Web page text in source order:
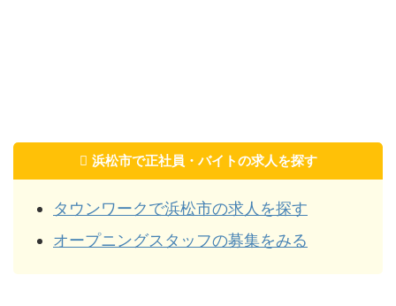
浜松市で正社員・バイトの求人を探す
タウンワークで浜松市の求人を探す
オープニングスタッフの募集をみる